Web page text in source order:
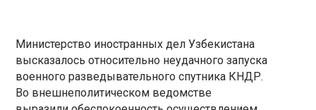
Министерство иностранных дел Узбекистана
высказалось относительно неудачного запуска
военного разведывательного спутника КНДР.
Во внешнеполитическом ведомстве